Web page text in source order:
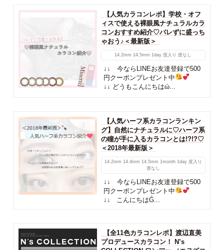
【人気カラコンレポ】学校・オフ
ィスで使える裸眼風ナチュラルカラ
コンおすすめ紹介♡バレずに盛っち
ゃおう♪＜最新版＞
14.2mm 14.5mm 1day 度入り 度なし
↓↓ 今ならLINEお友達登録で500
円クーポンプレゼント中
↓↓ どうもこんにちはὠ...
【人気ハーフ系カラコンランキン
グ】自然にナチュラルに♡ハーフ系
の瞳が手に入るカラコンとは!?!?♡
＜2018年最新版＞
14.2mm 14.4mm 14.5mm 1month 1day 度入り
度なし
↓↓ 今ならLINEお友達登録で500
円クーポンプレゼント中
↓↓ こんにちはǴ...
【全11色カラコンレポ】渡辺直美
プロデュースカラコン！ N’s